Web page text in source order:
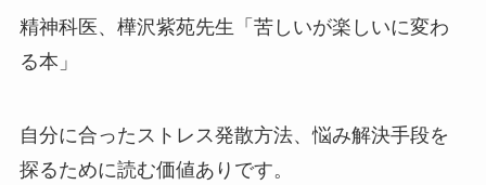
精神科医、樺沢紫苑先生「苦しいが楽しいに変わ
る本」
自分に合ったストレス発散方法、悩み解決手段を
探るために読む価値ありです。